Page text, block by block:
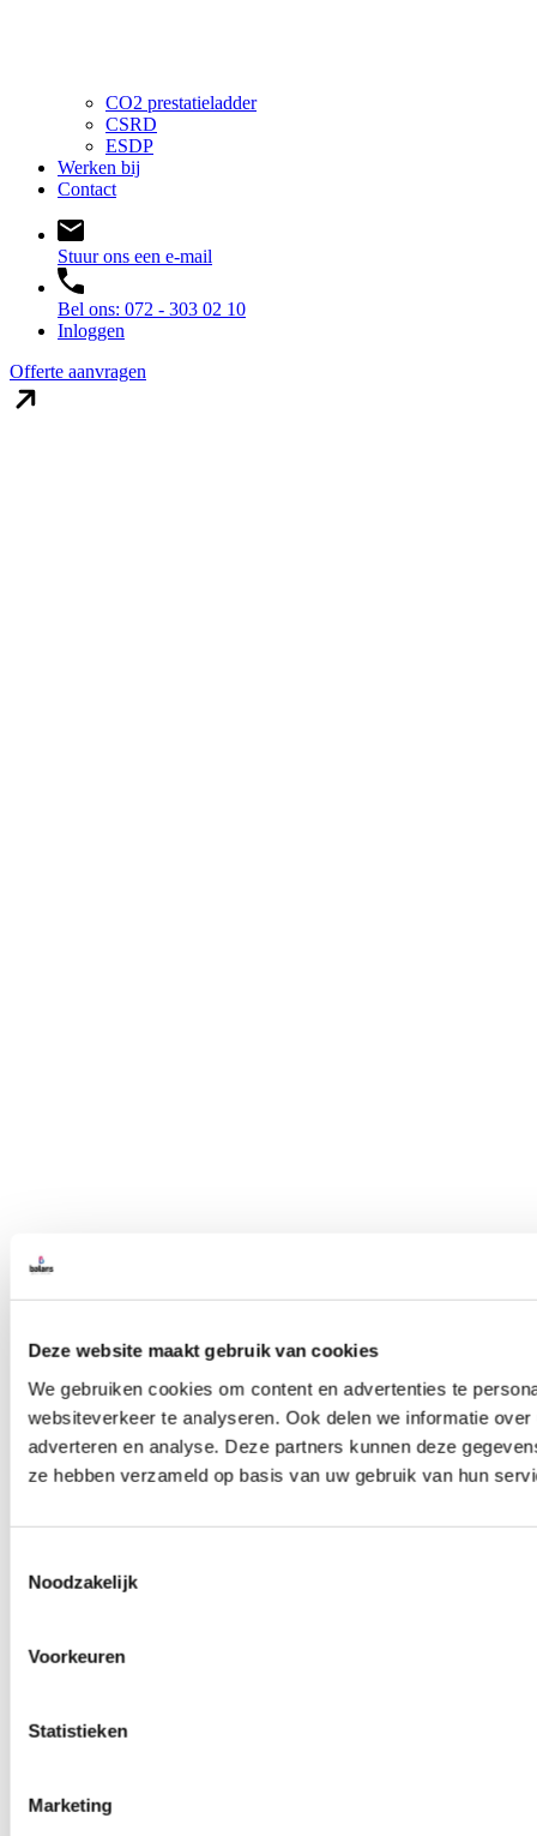
Deze website maakt gebruik van cookies
We gebruiken cookies om content en advertenties te
websiteverkeer te analyseren. Ook delen we informatie
adverteren en analyse. Deze partners kunnen deze
ze hebben verzameld op basis van uw gebruik van hun
Noodzakelijk
Voorkeuren
Statistieken
Marketing
CO2 prestatieladder
CSRD
ESDP
Werken bij
Contact
Stuur ons een e-mail
Bel ons: 072 - 303 02 10
Inloggen
Offerte aanvragen